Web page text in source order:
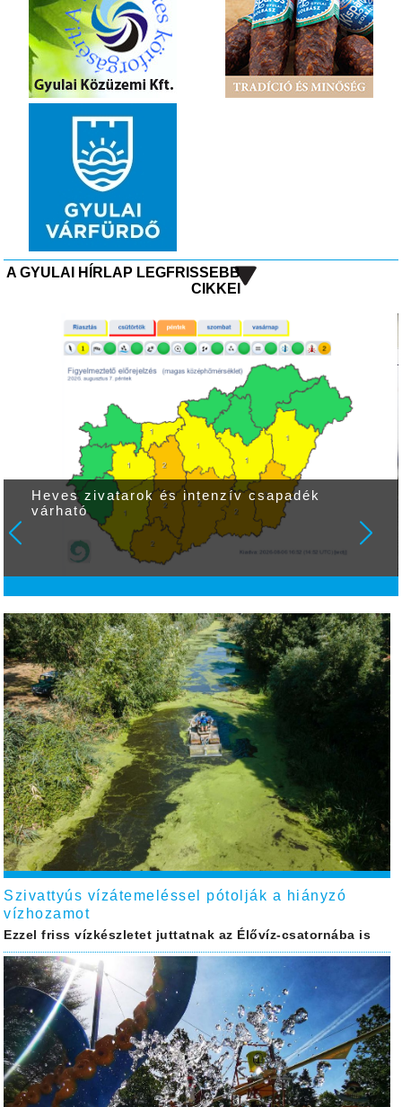
A GYULAI HÍRLAP LEGFRISSEBB
CIKKEI
Heves zivatarok és intenzív csapadék
várható
Szivattyús vízátemeléssel pótolják a hiányzó
vízhozamot
Ezzel friss vízkészletet juttatnak az Élővíz-csatornába is